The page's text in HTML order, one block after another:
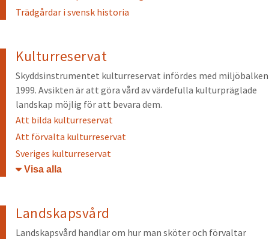
Trädgårdar i svensk historia
Kulturreservat
Skyddsinstrumentet kulturreservat infördes med miljöbalken
1999. Avsikten är att göra vård av värdefulla kulturpräglade
landskap möjlig för att bevara dem.
Att bilda kulturreservat
Att förvalta kulturreservat
Sveriges kulturreservat
Öppna/stäng
Landskapsvård
Landskapsvård handlar om hur man sköter och förvaltar